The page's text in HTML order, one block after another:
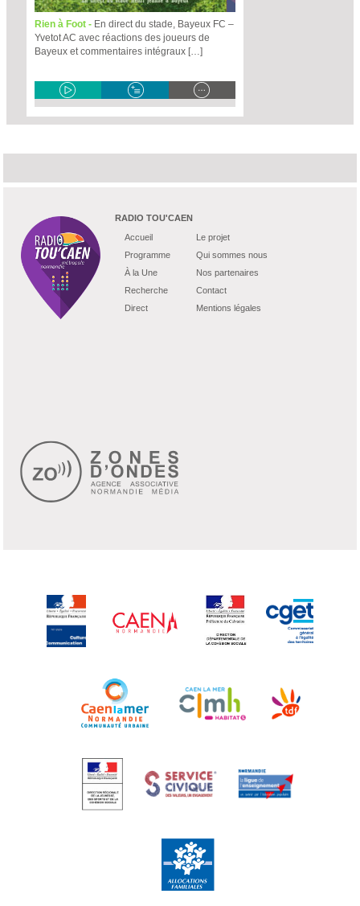
Rien à Foot - En direct du stade, Bayeux FC –
Yvetot AC avec réactions des joueurs de
Bayeux et commentaires intégraux […]
RADIO TOU'CAEN
Accueil
Programme
À la Une
Recherche
Direct
Le projet
Qui sommes nous
Nos partenaires
Contact
Mentions légales